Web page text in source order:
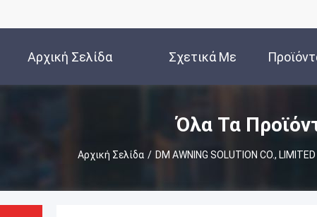
Αρχική Σελίδα Σχετικά Με
Εμάς
Όλα Τα
Αρχική Σελίδα / DM AWNING SOLUTION CO.,